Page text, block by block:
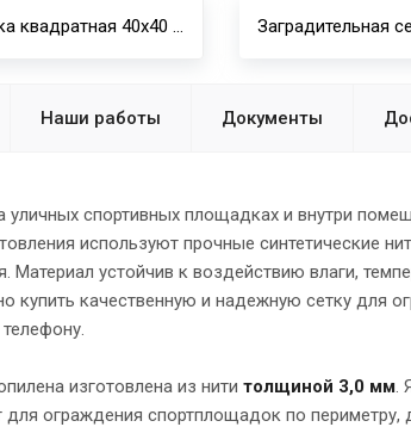
Заградительная сетка квадратная 40х40 мм 4,0 мм капрон
Наши работы Документы
уличных спортивных площадках и внутри
используют прочные синтетические
Материал устойчив к воздействию влаги,
купить качественную и надежную сетку для
изготовлена из нити толщиной 3,0 мм.
для ограждения спортплощадок по